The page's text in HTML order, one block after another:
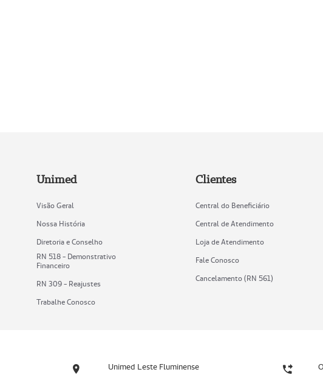
Unimed
Visão Geral
Nossa História
Diretoria e Conselho
RN 518 - Demonstrativo
Financeiro
RN 309 - Reajustes
Trabalhe Conosco
Clientes
Central do Beneficiário
Central de Atendimento
Loja de Atendimento
Fale Conosco
Cancelamento (RN 561)
Unimed Leste Fluminense